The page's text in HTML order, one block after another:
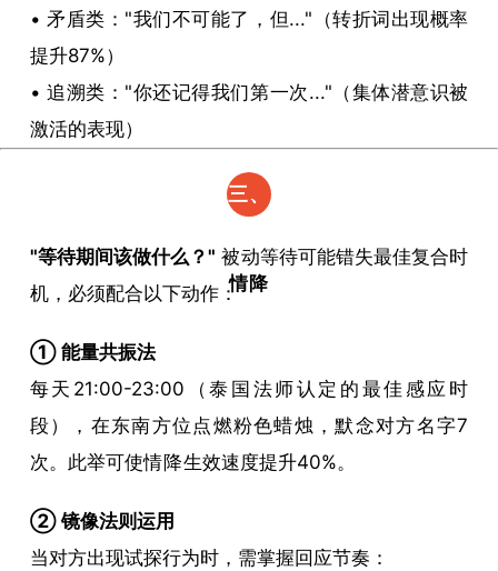
• 矛盾类："我们不可能了，但..."（转折词出现概率
提升87%）
• 追溯类："你还记得我们第一次..."（集体潜意识被
激活的表现）
三、
情降
个核
心策
​"等待期间该做什么？"​ ​ 被动等待可能错失最佳复合时
机，必须配合以下动作：
​① 能量共振法​
每天21:00-23:00（泰国法师认定的最佳感应时
段），在东南方位点燃粉色蜡烛，默念对方名字7
次。此举可使情降生效速度提升40%。
​② 镜像法则运用​
当对方出现试探行为时，需掌握回应节奏：